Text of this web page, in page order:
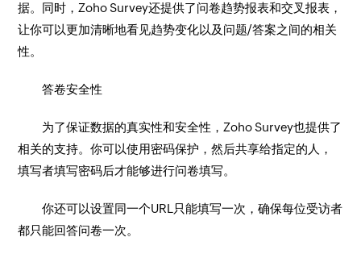
据。同时，Zoho Survey还提供了问卷趋势报表和交叉报表，
让你可以更加清晰地看见趋势变化以及问题/答案之间的相关
性。
答卷安全性
为了保证数据的真实性和安全性，Zoho Survey也提供了
相关的支持。你可以使用密码保护，然后共享给指定的人，
填写者填写密码后才能够进行问卷填写。
你还可以设置同一个URL只能填写一次，确保每位受访者
都只能回答问卷一次。